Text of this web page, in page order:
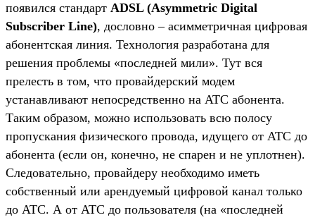
появился стандарт ADSL (Asymmetric Digital
Subscriber Line), дословно – асимметричная цифровая
абонентская линия. Технология разработана для
решения проблемы «последней мили». Тут вся
прелесть в том, что провайдерский модем
устанавливают непосредственно на АТС абонента.
Таким образом, можно использовать всю полосу
пропускания физического провода, идущего от АТС до
абонента (если он, конечно, не спарен и не уплотнен).
Следовательно, провайдеру необходимо иметь
собственный или арендуемый цифровой канал только
до АТС. А от АТС до пользователя (на «последней